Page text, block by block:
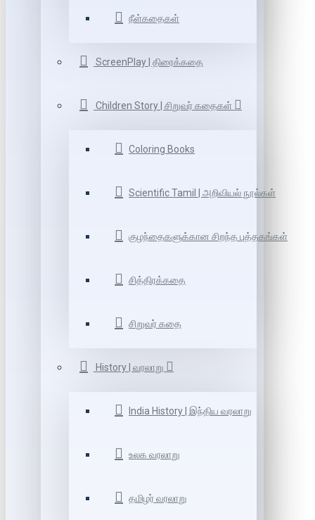
நீள்கதைகள்
ScreenPlay | திரைக்கதை
Children Story | சிறுவர் கதைகள்
Coloring Books
Scientific Tamil | அறிவியல் நூல்கள்
குழந்தைகளுக்கான சிறந்த புத்தகங்கள்
சித்திரக்கதை
சிறுவர் கதை
History | வரலாறு
India History | இந்திய வரலாறு
உலக வரலாறு
தமிழர் வரலாறு